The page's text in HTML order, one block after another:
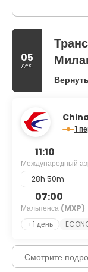
05
дек.
1
11:10
Международный
28h 50m
07:00
Мальпенса (MXP)
+1 день
Смотрите